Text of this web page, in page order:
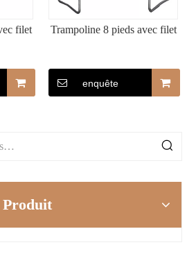
filet
Trampoline 8 pieds avec filet
enquête
Produit